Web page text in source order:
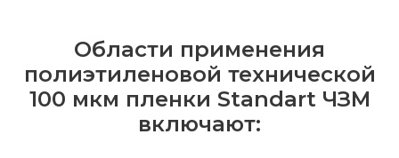
Области применения
полиэтиленовой технической
100 мкм пленки Standart ЧЗМ
включают: